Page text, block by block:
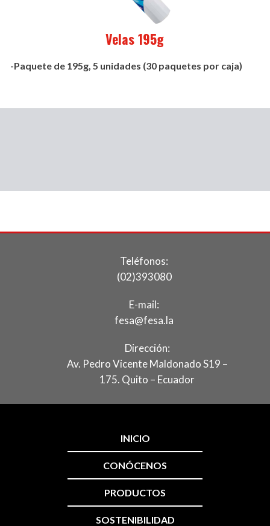
Velas 195g
-Paquete de 195g, 5 unidades (30 paquetes por caja)
Teléfonos:
(02)393080
E-mail:
fesa@fesa.la
Dirección:
Av. Pedro Vicente Maldonado S19 –
175. Quito – Ecuador
INICIO
CONÓCENOS
PRODUCTOS
SOSTENIBILIDAD